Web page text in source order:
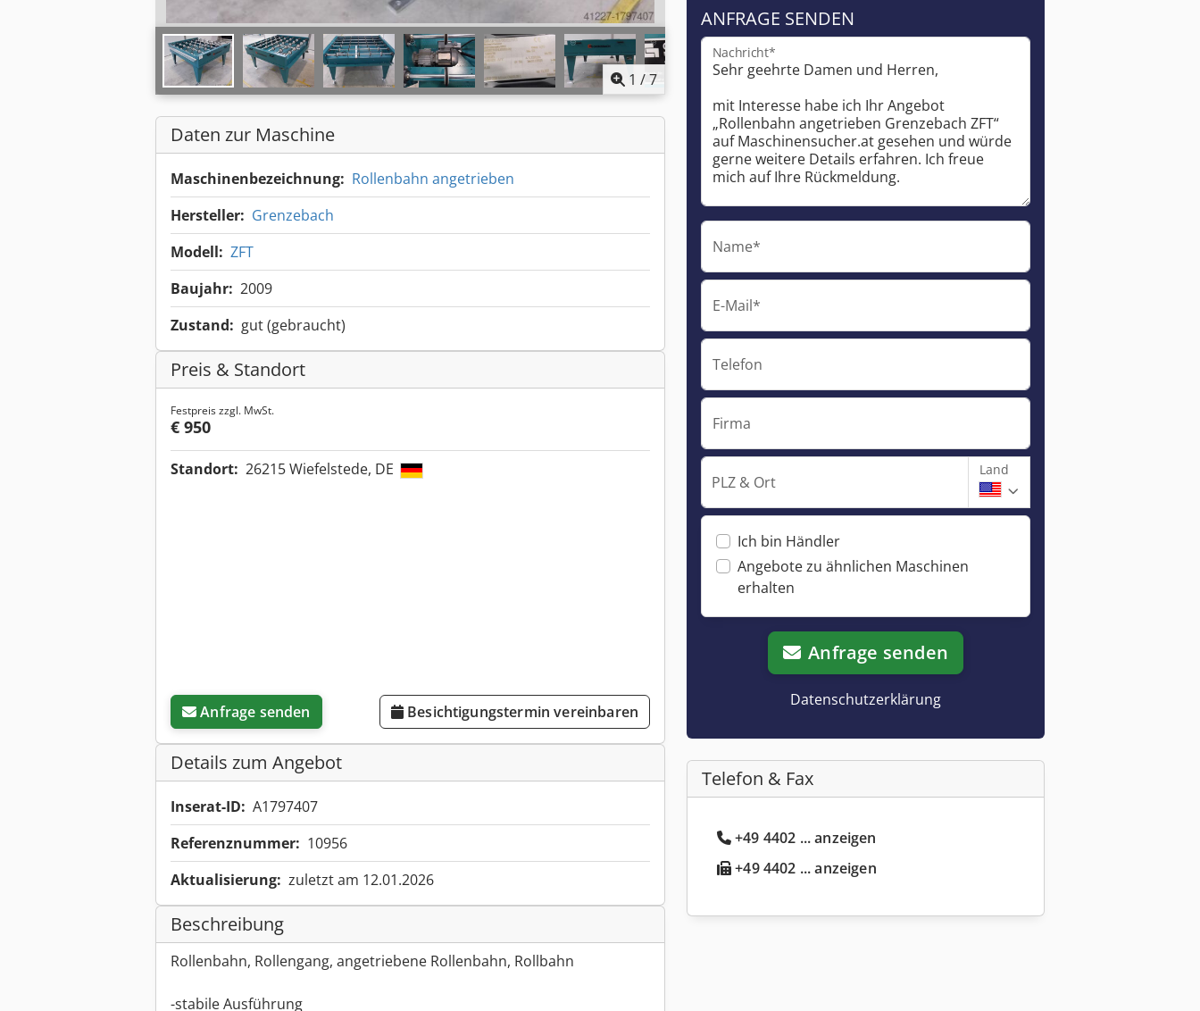
1 /7
Daten zur Maschine
Maschinenbezeichnung: Rollenbahn angetrieben
Hersteller: Grenzebach
Modell: ZFT
Baujahr: 2009
Zustand: gut (gebraucht)
Preis & Standort
Festpreis zzgl. MwSt.
€ 950
Standort: 26215 Wiefelstede, DE
Anfrage senden Besichtigungstermin vereinbaren
Details zum Angebot
Inserat-ID: A1797407
Referenznummer: 10956
Aktualisierung: zuletzt am 12.01.2026
Beschreibung
Rollenbahn, Rollengang, angetriebene Rollenbahn, Rollbahn
-stabile Ausführung
ANFRAGE SENDEN
Nachricht*
Name*
E-Mail*
Telefon
Firma
PLZ & Ort
Land
Ich bin Händler
Angebote zu ähnlichen Maschinen
erhalten
Anfrage senden
Datenschutzerklärung
Telefon & Fax
+49 4402 ... anzeigen
+49 4402 ... anzeigen